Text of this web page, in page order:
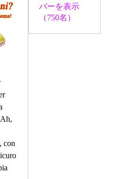
con
バーを表示
（750名）